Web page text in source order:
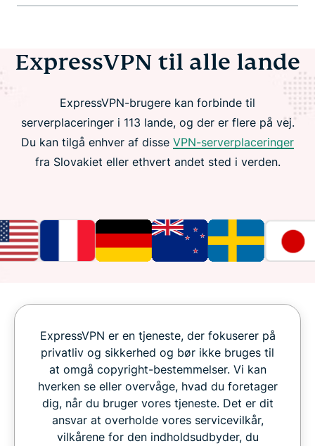
ExpressVPN til alle lande
ExpressVPN-brugere kan forbinde til
serverplaceringer i 113 lande, og der er flere på vej.
Du kan tilgå enhver af disse VPN-serverplaceringer
fra Slovakiet eller ethvert andet sted i verden.
ExpressVPN er en tjeneste, der fokuserer på
privatliv og sikkerhed og bør ikke bruges til
at omgå copyright-bestemmelser. Vi kan
hverken se eller overvåge, hvad du foretager
dig, når du bruger vores tjeneste. Det er dit
ansvar at overholde vores servicevilkår,
vilkårene for den indholdsudbyder, du